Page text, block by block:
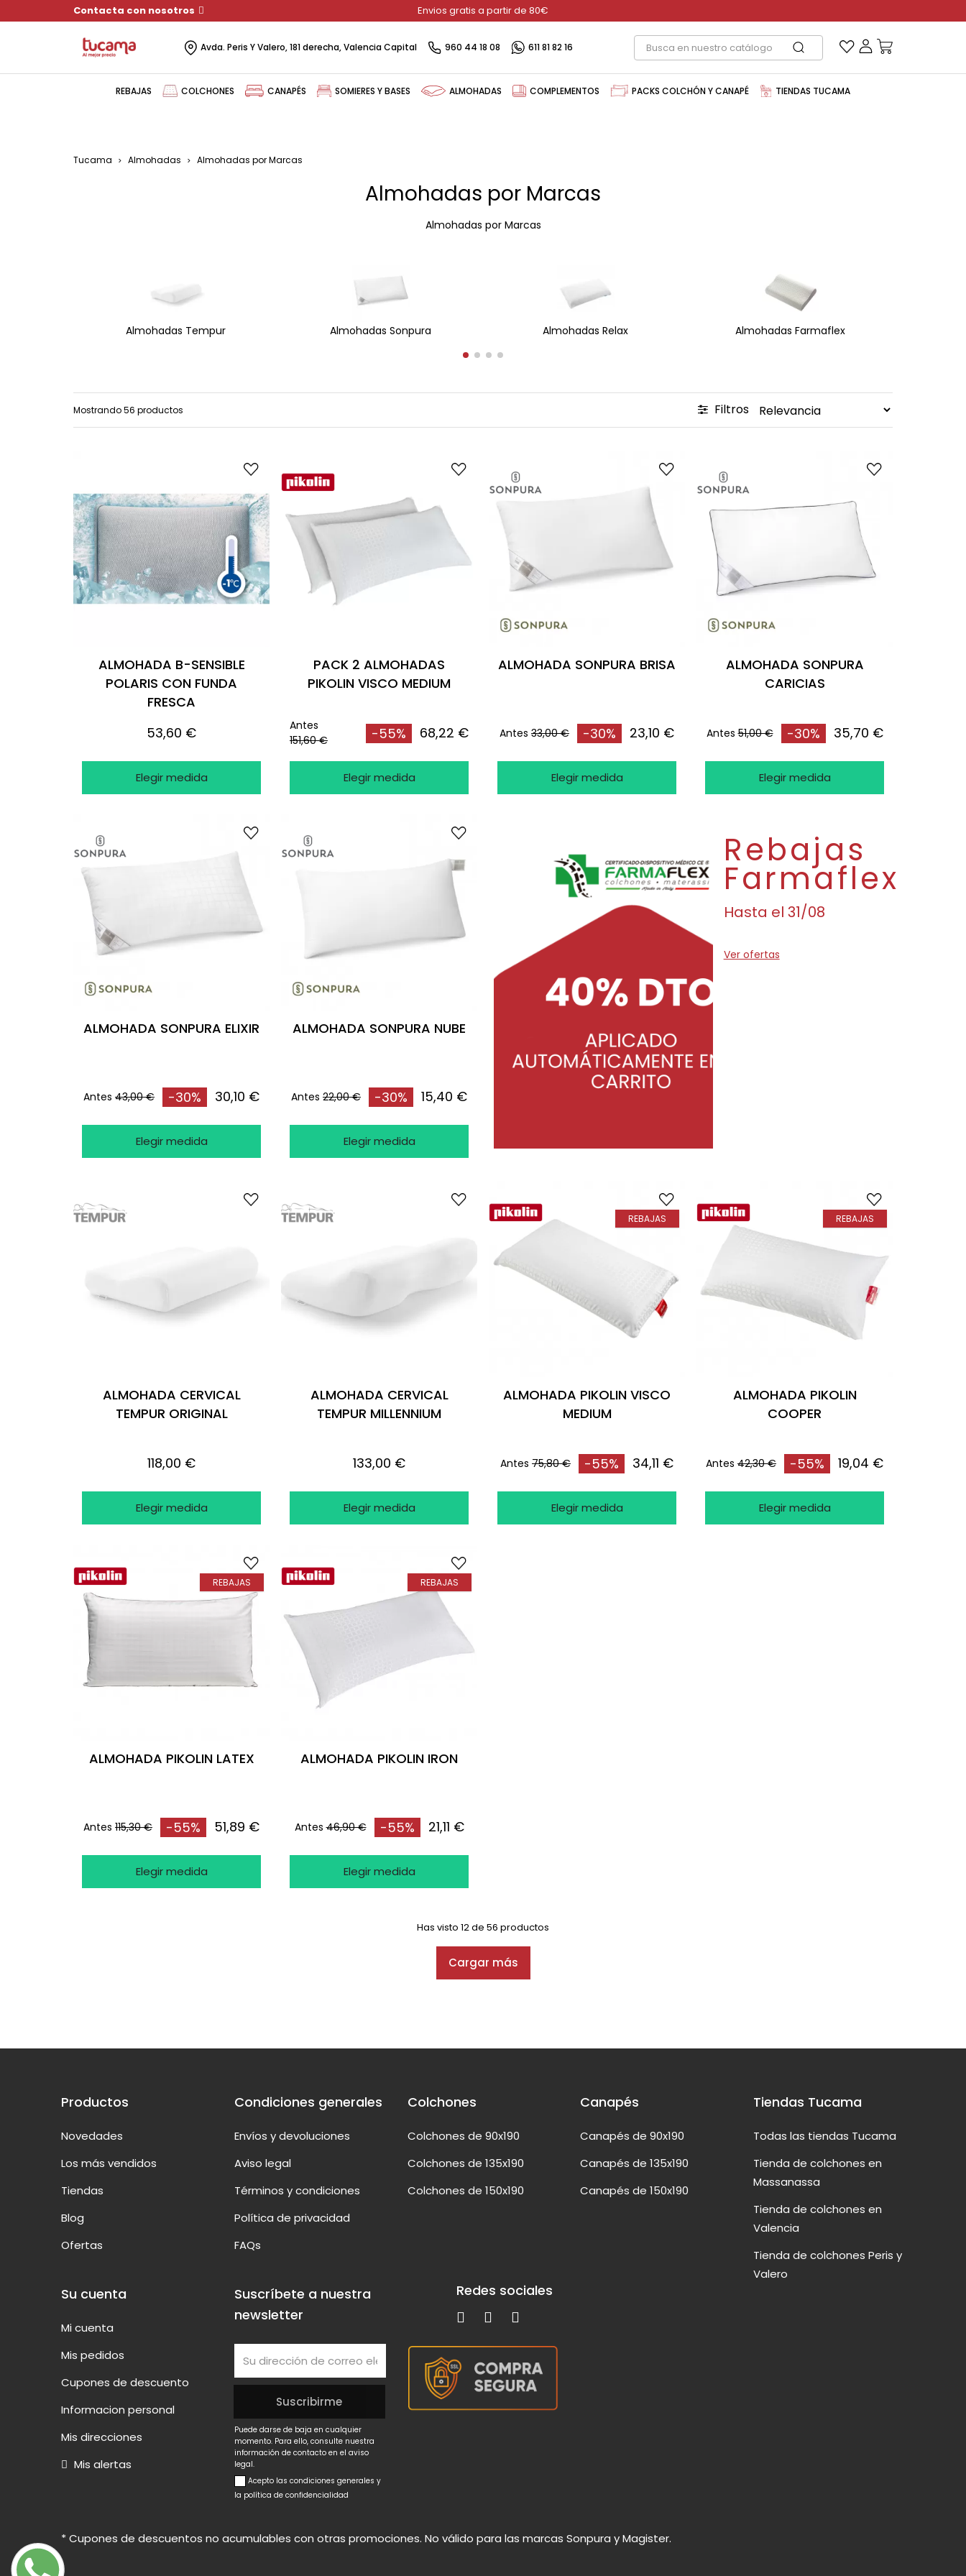
Contacta con nosotros Envios gratis a partir de 80€
Avda. Peris Y Valero, 181 derecha, Valencia Capital 960 44 18 08 611 81 82 16
REBAJAS COLCHONES CANAPÉS SOMIERES Y BASES ALMOHADAS COMPLEMENTOS PACKS COLCHÓN Y CANAPÉ TIENDAS TUCAMA
Tucama Almohadas Almohadas por Marcas
Almohadas por Marcas
Almohadas por Marcas
Almohadas Tempur Almohadas Sonpura Almohadas Relax Almohadas Farmaflex
Mostrando 56 productos Filtros
ALMOHADA B-SENSIBLE
POLARIS CON FUNDA
FRESCA
REFRESCANTE
53,60 €
Elegir medida
PACK 2 ALMOHADAS
PIKOLIN VISCO MEDIUM
Antes
151,60 €
-55% 68,22 €
Elegir medida
ALMOHADA SONPURA BRISA
Antes 33,00 € -30% 23,10 €
Elegir medida
ALMOHADA SONPURA
CARICIAS
Antes 51,00 € -30% 35,70 €
Elegir medida
ALMOHADA SONPURA ELIXIR
Antes 43,00 € -30% 30,10 €
Elegir medida
ALMOHADA SONPURA NUBE
Antes 22,00 € -30% 15,40 €
Elegir medida
Rebajas
Farmaflex
Hasta el 31/08
Ver ofertas
ALMOHADA CERVICAL
TEMPUR ORIGINAL
118,00 €
Elegir medida
ALMOHADA CERVICAL
TEMPUR MILLENNIUM
133,00 €
Elegir medida
REBAJAS
ALMOHADA PIKOLIN VISCO
MEDIUM
Antes 75,80 € -55% 34,11 €
Elegir medida
REBAJAS
ALMOHADA PIKOLIN
COOPER
Antes 42,30 € -55% 19,04 €
Elegir medida
REBAJAS
ALMOHADA PIKOLIN LATEX
Antes 115,30 € -55% 51,89 €
Elegir medida
REBAJAS
ALMOHADA PIKOLIN IRON
Antes 46,90 € -55% 21,11 €
Elegir medida
Has visto 12 de 56 productos
Cargar más
Productos
Novedades
Los más vendidos
Tiendas
Blog
Ofertas
Condiciones generales
Envíos y devoluciones
Aviso legal
Términos y condiciones
Política de privacidad
FAQs
Colchones
Colchones de 90x190
Colchones de 135x190
Colchones de 150x190
Canapés
Canapés de 90x190
Canapés de 135x190
Canapés de 150x190
Tiendas Tucama
Todas las tiendas Tucama
Tienda de colchones en
Massanassa
Tienda de colchones en
Valencia
Tienda de colchones Peris y
Valero
Su cuenta
Mi cuenta
Mis pedidos
Cupones de descuento
Informacion personal
Mis direcciones
Mis alertas
Suscríbete a nuestra
newsletter
Puede darse de baja en cualquier
momento. Para ello, consulte nuestra
información de contacto en el aviso
legal.
Acepto las condiciones generales y
la política de confidencialidad
Redes sociales
* Cupones de descuentos no acumulables con otras promociones. No válido para las marcas Sonpura y Magister.